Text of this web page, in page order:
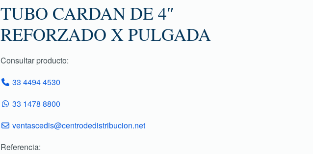
TUBO CARDAN DE 4″
REFORZADO X PULGADA
Consultar producto:
33 4494 4530
33 1478 8800
ventascedis@centrodedistribucion.net
Referencia: